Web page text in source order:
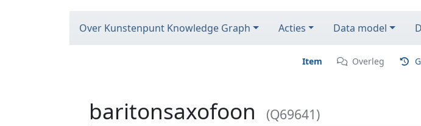
Over Kunstenpunt Knowledge Graph Acties Data model
Item Overleg
baritonsaxofoon (Q69641)